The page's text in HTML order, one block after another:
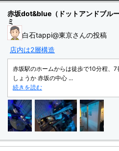
赤坂dot&blue（ドットアンドブル
ミ
白石tappi@東京さんの投稿
店内は2層構造
赤坂駅のホームからは徒歩で10分程、
しょうか 赤坂の中心 ...
続きを読む